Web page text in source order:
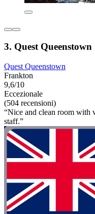
3. Quest Queenstown
Quest Queenstown
Frankton
9,6/10
Eccezionale
(504 recensioni)
“Nice and clean room with
staff.”